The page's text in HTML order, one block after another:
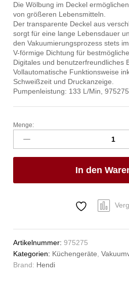
Die Wölbung im Deckel
von größeren Lebensmitteln.
Der transparente Deckel aus
sorgt für eine lange Lebensdauer
den Vakuumierungsprozess stets
V-förmige Dichtung für
Digitales und benutzerfreundliches
Vollautomatische Funktionsweise
Schweißzeit und Druckanzeige.
Pumpenleistung: 133 L/Min,
Vakuumkammer-
Verpackungsmaschine
Profi
Line,
Profi
mm,
230V/750W,
450x555x(H)480mm
Anzahl
Menge:
In den
Artikelnummer:975275
Kategorien: Küchengeräte,
Brand: Hendi